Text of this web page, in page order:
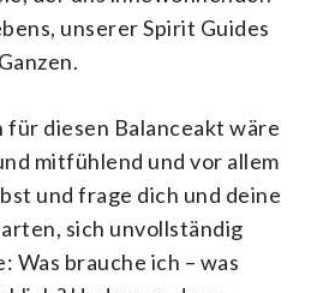
unserer Spirit Guides
diesen Balanceakt wäre
mitfühlend und vor allem
und frage dich und deine
sich unvollständig
Was brauche ich ­­– was